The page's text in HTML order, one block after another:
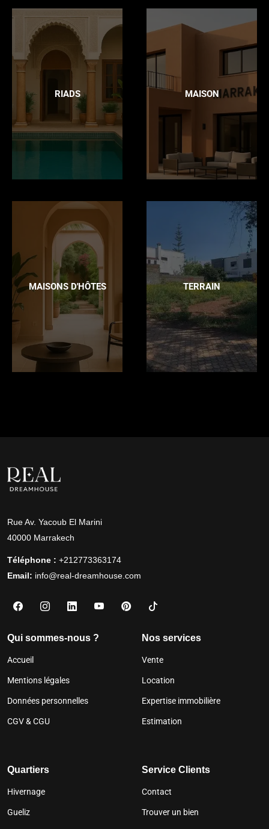
RIADS MAISON
MAISONS D'HÔTES TERRAIN
Rue Av. Yacoub El Marini
40000 Marrakech
Téléphone : +212773363174
Email: info@real-dreamhouse.com
Qui sommes-nous ?
Accueil
Mentions légales
Données personnelles
CGV & CGU
Nos services
Vente
Location
Expertise immobilière
Estimation
Quartiers
Hivernage
Gueliz
Service Clients
Contact
Trouver un bien